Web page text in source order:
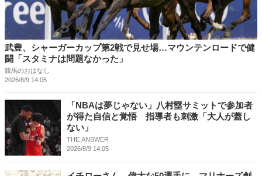
武豊、シャーガーカップ第2戦で見せ場…マウンテンロードで健
闘「スタミナは問題なかった」
競馬のおはなし
2026/8/9 14:05
「NBAは夢じゃない」八村塁サミットで参加者
が得た自信と覚悟 指導者も刺激「大人が蓋し
ない」
THE ANSWER
2026/8/9 14:05